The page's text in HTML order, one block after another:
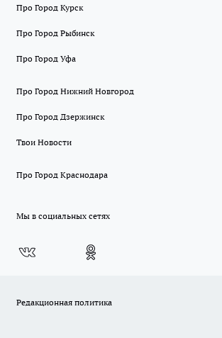
Про Город Курск
Про Город Рыбинск
Про Город Уфа
Про Город Нижний Новгород
Про Город Дзержинск
Твои Новости
Про Город Краснодара
Мы в социальных сетях
Редакционная политика